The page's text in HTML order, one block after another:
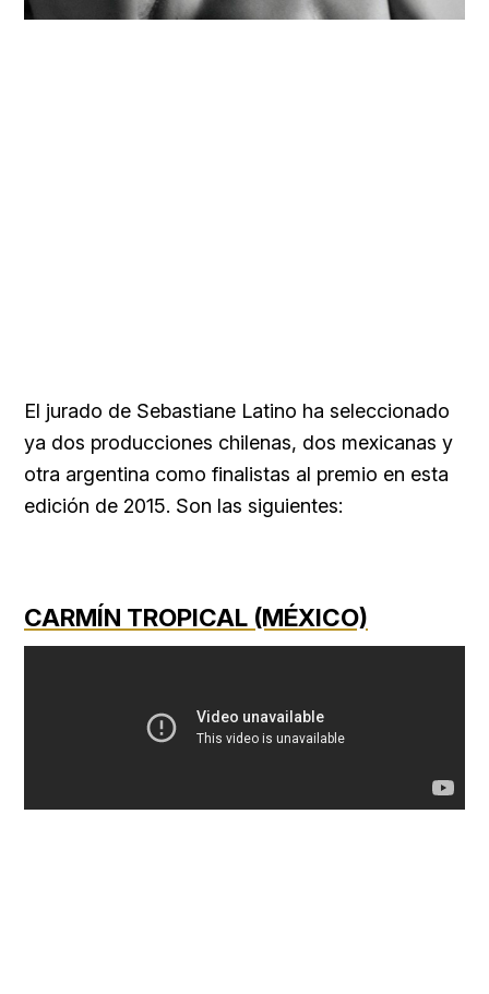
El jurado de Sebastiane Latino ha seleccionado
ya dos producciones chilenas, dos mexicanas y
otra argentina como finalistas al premio en esta
edición de 2015. Son las siguientes:
CARMÍN TROPICAL (MÉXICO)